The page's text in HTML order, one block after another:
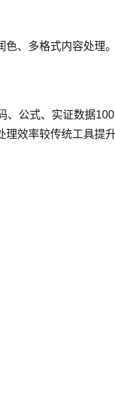
、多格式内容处理。
公式、实证数据
效率较传统工具提升